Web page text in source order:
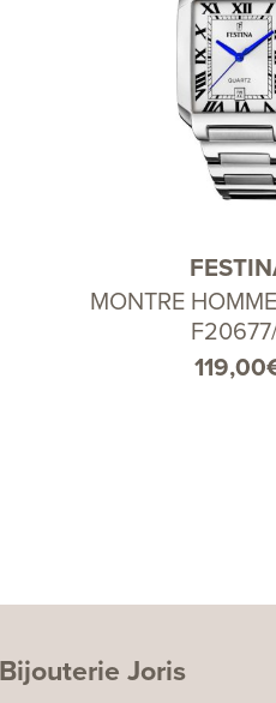
MONTRE
119,00
Bijouterie Joris